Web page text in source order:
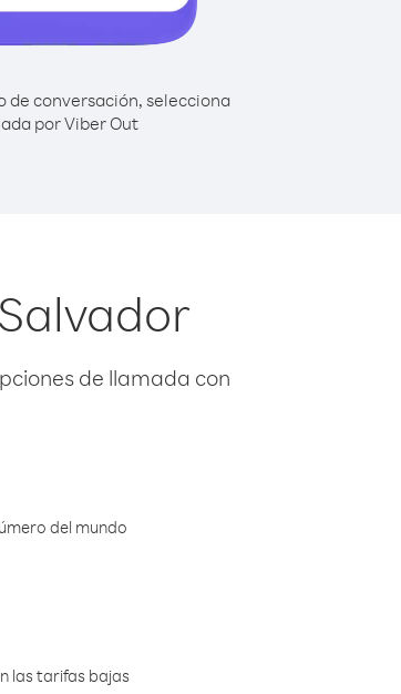
de conversación, selecciona
por Viber Out
de llamada con
del mundo
las tarifas bajas